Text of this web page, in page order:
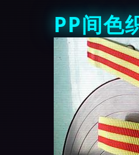
PP间色